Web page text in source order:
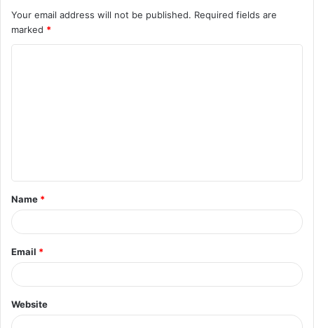
Your email address will not be published. Required fields are
marked *
t
*
Name *
Email *
Website